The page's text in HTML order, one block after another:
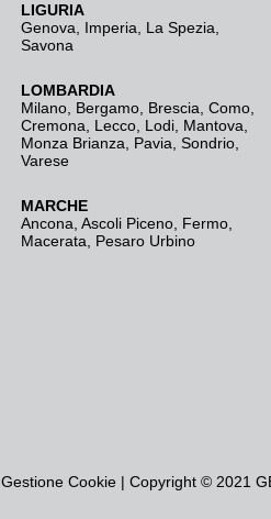
LIGURIA
Genova
Imperia La Spezia
Savona
LOMBARDIA
Milano Bergamo Brescia, Como
Cremona
Lecco Lodi Mantova
Monza Brianza
Pavia Sondrio
Varese
MARCHE
Ancona Ascoli Piceno Fermo
Macerata
Pesaro Urbino
Gestione Cookie | Copyright © 2021